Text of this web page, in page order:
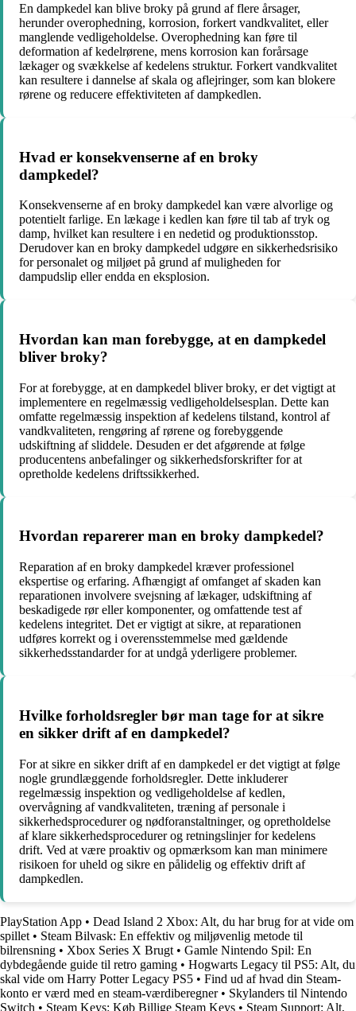
En dampkedel kan blive broky på grund af flere årsager,
herunder overophedning, korrosion, forkert vandkvalitet, eller
manglende vedligeholdelse. Overophedning kan føre til
deformation af kedelrørene, mens korrosion kan forårsage
lækager og svækkelse af kedelens struktur. Forkert vandkvalitet
kan resultere i dannelse af skala og aflejringer, som kan blokere
rørene og reducere effektiviteten af dampkedlen.
Hvad er konsekvenserne af en broky
dampkedel?
Konsekvenserne af en broky dampkedel kan være alvorlige og
potentielt farlige. En lækage i kedlen kan føre til tab af tryk og
damp, hvilket kan resultere i en nedetid og produktionsstop.
Derudover kan en broky dampkedel udgøre en sikkerhedsrisiko
for personalet og miljøet på grund af muligheden for
dampudslip eller endda en eksplosion.
Hvordan kan man forebygge, at en dampkedel
bliver broky?
For at forebygge, at en dampkedel bliver broky, er det vigtigt at
implementere en regelmæssig vedligeholdelsesplan. Dette kan
omfatte regelmæssig inspektion af kedelens tilstand, kontrol af
vandkvaliteten, rengøring af rørene og forebyggende
udskiftning af sliddele. Desuden er det afgørende at følge
producentens anbefalinger og sikkerhedsforskrifter for at
opretholde kedelens driftssikkerhed.
Hvordan reparerer man en broky dampkedel?
Reparation af en broky dampkedel kræver professionel
ekspertise og erfaring. Afhængigt af omfanget af skaden kan
reparationen involvere svejsning af lækager, udskiftning af
beskadigede rør eller komponenter, og omfattende test af
kedelens integritet. Det er vigtigt at sikre, at reparationen
udføres korrekt og i overensstemmelse med gældende
sikkerhedsstandarder for at undgå yderligere problemer.
Hvilke forholdsregler bør man tage for at sikre
en sikker drift af en dampkedel?
For at sikre en sikker drift af en dampkedel er det vigtigt at følge
nogle grundlæggende forholdsregler. Dette inkluderer
regelmæssig inspektion og vedligeholdelse af kedlen,
overvågning af vandkvaliteten, træning af personale i
sikkerhedsprocedurer og nødforanstaltninger, og opretholdelse
af klare sikkerhedsprocedurer og retningslinjer for kedelens
drift. Ved at være proaktiv og opmærksom kan man minimere
risikoen for uheld og sikre en pålidelig og effektiv drift af
dampkedlen.
PlayStation App • Dead Island 2 Xbox: Alt, du har brug for at vide om
spillet • Steam Bilvask: En effektiv og miljøvenlig metode til
bilrensning • Xbox Series X Brugt • Gamle Nintendo Spil: En
dybdegående guide til retro gaming • Hogwarts Legacy til PS5: Alt, du
skal vide om Harry Potter Legacy PS5 • Find ud af hvad din Steam-
konto er værd med en steam-værdiberegner• Skylanders til Nintendo
Switch • Steam Keys: Køb Billige Steam Keys • Steam Support: Alt,